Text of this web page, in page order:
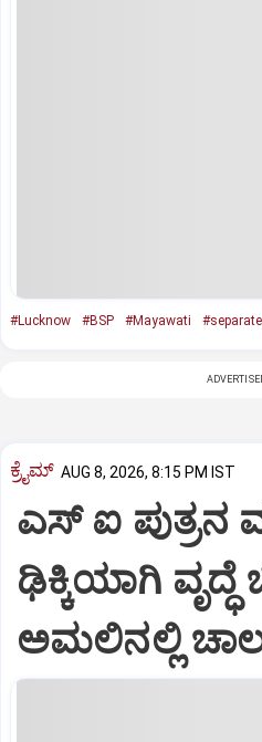
#Lucknow #BSP #Mayawati
ಕ್ರೈಮ್ AUG 8, 2026, 8:15 PM IST
ಎಸ್ ಐ ಪುತ್ರನ
ಢಿಕ್ಕಿಯಾಗಿ
ಅಮಲಿನಲ್ಲಿ